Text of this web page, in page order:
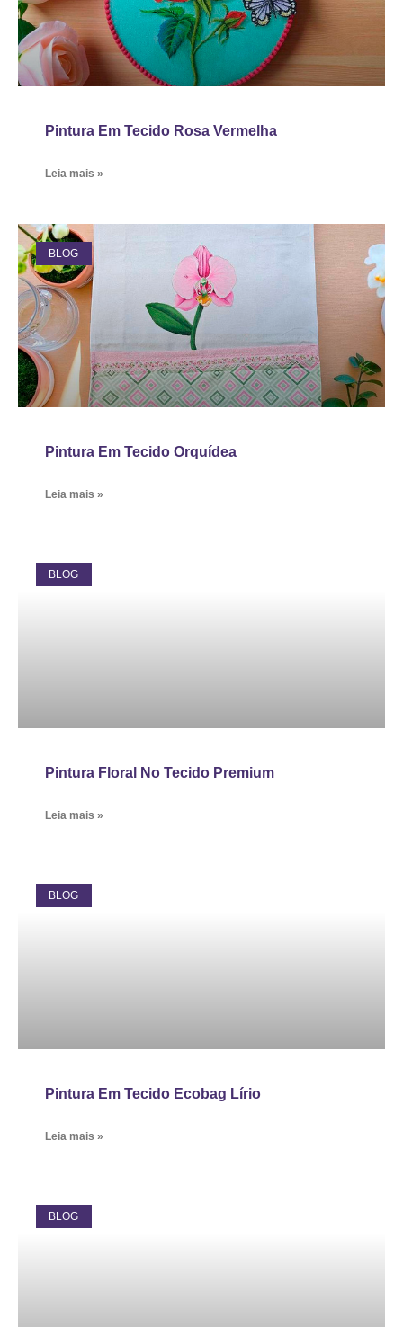
Pintura Em Tecido Rosa Vermelha
Leia mais »
BLOG
Pintura Em Tecido Orquídea
Leia mais »
BLOG
Pintura Floral No Tecido Premium
Leia mais »
BLOG
Pintura Em Tecido Ecobag Lírio
Leia mais »
BLOG